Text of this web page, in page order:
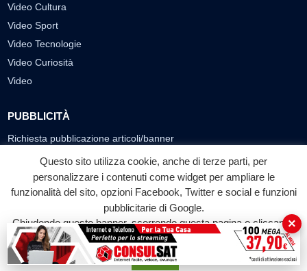
Video Cultura
Video Sport
Video Tecnologie
Video Curiosità
Video
PUBBLICITÀ
Richiesta pubblicazione articoli/banner
SEGUICI SUI SOCIAL
f
Facebook
◎ ▶
YouTube
© 2026 LABTV - Tutti i diritti riservati
Questo sito utilizza cookie, anche di terze parti, per
personalizzare i contenuti come widget per ampliare le
funzionalità del sito, opzioni Facebook, Twitter e social e funzioni
pubblicitarie di Google.
Chiudendo questo banner, scorrendo questa pagina o cliccando
su qualunque suo elemento acconsenti all'uso dei cookie.
Accetta
×